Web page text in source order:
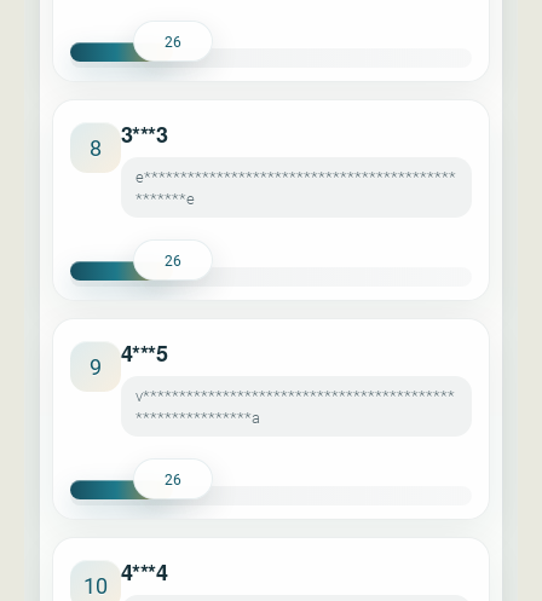
26
8 3***3
e*******************************************
*******e
26
9 4***5
v*******************************************
****************a
26
10 4***4